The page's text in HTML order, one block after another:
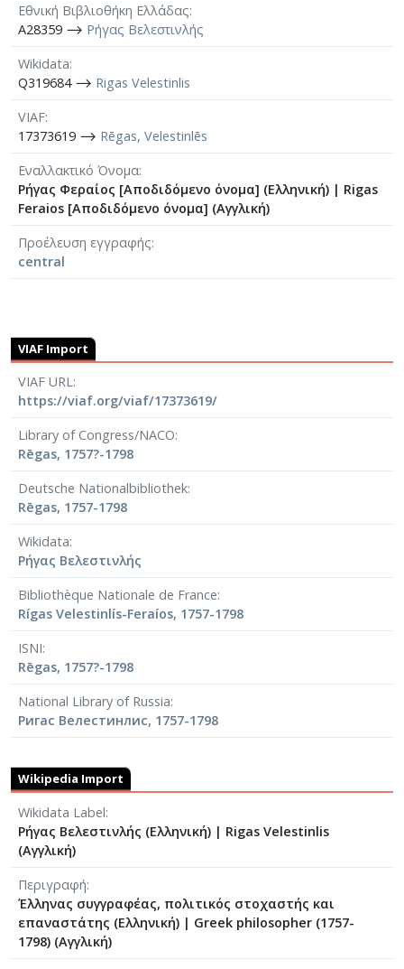
Εθνική Βιβλιοθήκη Ελλάδας
A28359 ⟶ Ρήγας Βελεστινλής
Wikidata
Q319684 ⟶ Rigas Velestinlis
VIAF
17373619 ⟶ Rēgas, Velestinlēs
Εναλλακτικό Όνομα
Ρήγας Φεραίος [Αποδιδόμενο όνομα] (Ελληνική) | Rigas
Feraios [Αποδιδόμενο όνομα] (Αγγλική)
Προέλευση εγγραφής
central
VIAF Import
VIAF URL
https://viaf.org/viaf/17373619/
Library of Congress/NACO
Rēgas, 1757?-1798
Deutsche Nationalbibliothek
Rēgas, 1757-1798
Wikidata
Ρήγας Βελεστινλής
Bibliothèque Nationale de France
Rígas Velestinlís-Feraíos, 1757-1798
ISNI
Rēgas, 1757?-1798
National Library of Russia
Ригас Велестинлис, 1757-1798
Wikipedia Import
Wikidata Label
Ρήγας Βελεστινλής (Ελληνική) | Rigas Velestinlis
(Αγγλική)
Περιγραφή
Έλληνας συγγραφέας, πολιτικός στοχαστής και
επαναστάτης (Ελληνική) | Greek philosopher (1757-
1798) (Αγγλική)